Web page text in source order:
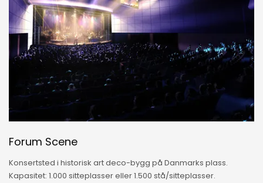
Forum Scene
Konsertsted i historisk art deco-bygg på Danmarks plass.
Kapasitet: 1.000 sitteplasser eller 1.500 stå/sitteplasser.